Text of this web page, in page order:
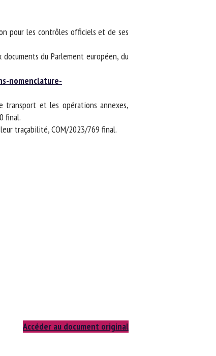
pour les contrôles officiels et de ses
du Parlement européen, du
nomenclature-
et les opérations annexes,
traçabilité, COM/2023/769 final.
Accéder au document original